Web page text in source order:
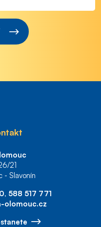
21
- Slavonín
, 588 517 771
olomouc.cz